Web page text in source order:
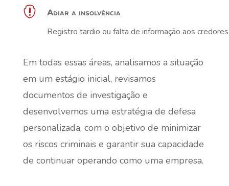
 Adiar a insolvência
Registro tardio ou falta de informação aos
Em todas essas áreas, analisamos a situação
em um estágio inicial, revisamos
documentos de investigação e
desenvolvemos uma estratégia de defesa
personalizada, com o objetivo de minimizar
os riscos criminais e garantir sua capacidade
de continuar operando como uma empresa.